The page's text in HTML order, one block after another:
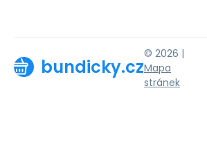
bundicky.cz
© 2026 |
Mapa
stránek